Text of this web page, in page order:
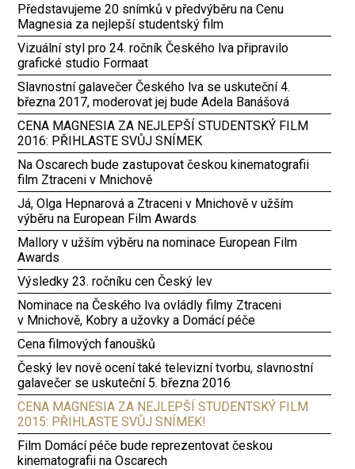
Představujeme 20 snímků v předvýběru na Cenu
Magnesia za nejlepší studentský film
Vizuální styl pro 24. ročník Českého lva připravilo
grafické studio Formaat
Slavnostní galavečer Českého lva se uskuteční 4.
března 2017, moderovat jej bude Adela Banášová
CENA MAGNESIA ZA NEJLEPŠÍ STUDENTSKÝ FILM
2016: PŘIHLASTE SVŮJ SNÍMEK
Na Oscarech bude zastupovat českou kinematografii
film Ztraceni v Mnichově
Já, Olga Hepnarová a Ztraceni v Mnichově v užším
výběru na European Film Awards
Mallory v užším výběru na nominace European Film
Awards
Výsledky 23. ročníku cen Český lev
Nominace na Českého lva ovládly filmy Ztraceni
v Mnichově, Kobry a užovky a Domácí péče
Cena filmových fanoušků
Český lev nově ocení také televizní tvorbu, slavnostní
galavečer se uskuteční 5. března 2016
CENA MAGNESIA ZA NEJLEPŠÍ STUDENTSKÝ FILM
2015: PŘIHLASTE SVŮJ SNÍMEK!
Film Domácí péče bude reprezentovat českou
kinematografii na Oscarech